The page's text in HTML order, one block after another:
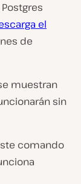
el
de
muestran
sin
comando